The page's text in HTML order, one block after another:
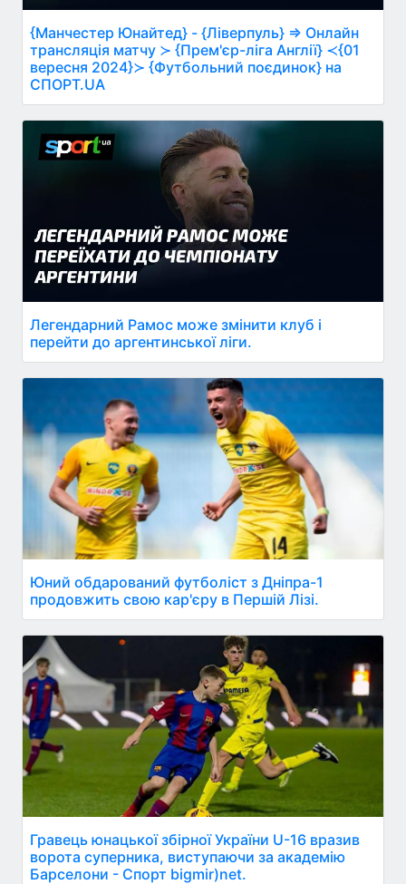
{Манчестер Юнайтед} - {Ліверпуль} ⇒ Онлайн
трансляція матчу ≻ {Прем'єр-ліга Англії} ≺{01
вересня 2024}≻ {Футбольний поєдинок} на
СПОРТ.UA
Легендарний Рамос може змінити клуб і
перейти до аргентинської ліги.
Юний обдарований футболіст з Дніпра-1
продовжить свою кар'єру в Першій Лізі.
Гравець юнацької збірної України U-16 вразив
ворота суперника, виступаючи за академію
Барселони - Спорт bigmir)net.